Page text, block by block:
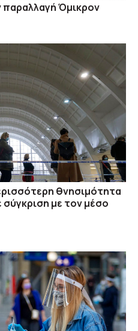
Όμικρον
θνησιμότητα
με τον μέσο